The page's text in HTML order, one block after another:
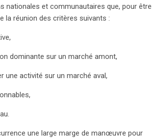
nationales et communautaires que, pour être
la réunion des critères suivants :
sur un marché amont,
activité sur un marché aval,
une large marge de manœuvre pour